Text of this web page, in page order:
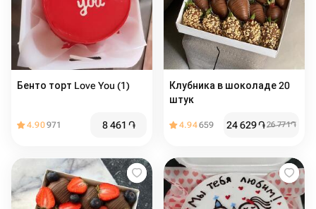
Бенто торт Love You (1)
4.90971 8 461 ֏
Клубника в шоколаде 20
штук
4.94659 24 629֏26 771֏